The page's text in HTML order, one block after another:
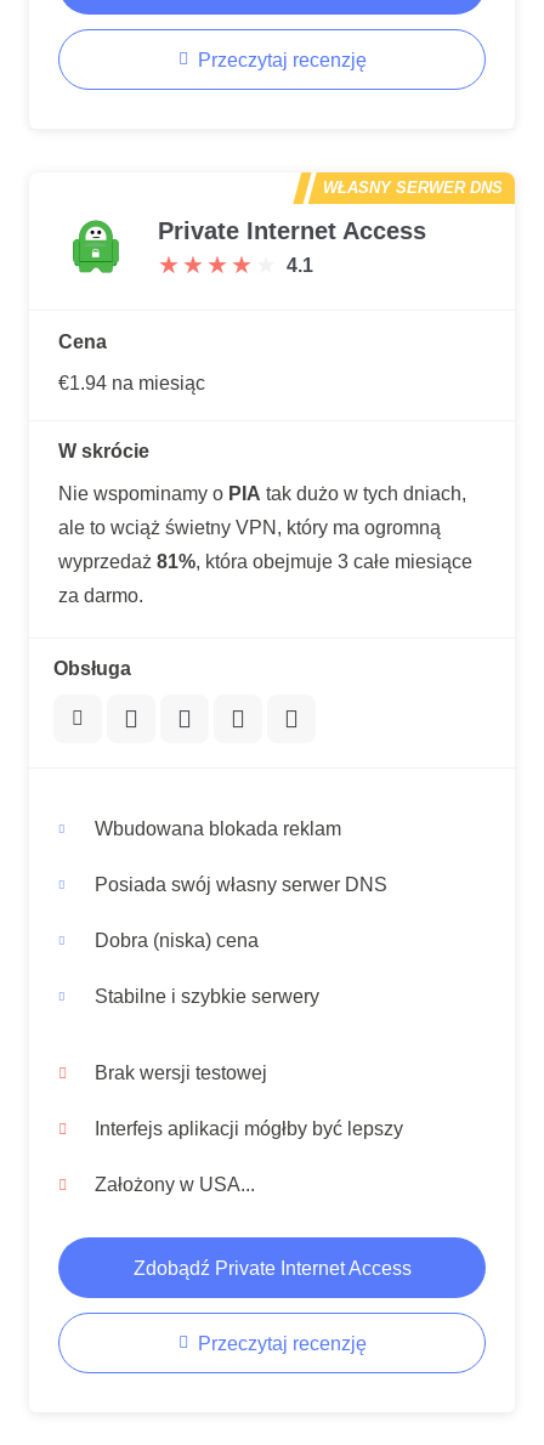
Przeczytaj recenzję
WŁASNY SERWER DNS
Private Internet Access
★ ★ ★ ★
★ ★ ★ ★ 4.1
Cena
€1.94 na miesiąc
W skrócie
Nie wspominamy o PIA tak dużo w tych dniach,
ale to wciąż świetny VPN, który ma ogromną
wyprzedaż 81%, która obejmuje 3 całe miesiące
za darmo.
Obsługa
Wbudowana blokada reklam
Posiada swój własny serwer DNS
Dobra (niska) cena
Stabilne i szybkie serwery
Brak wersji testowej
Interfejs aplikacji mógłby być lepszy
Założony w USA...
Zdobądź Private Internet Access
Przeczytaj recenzję